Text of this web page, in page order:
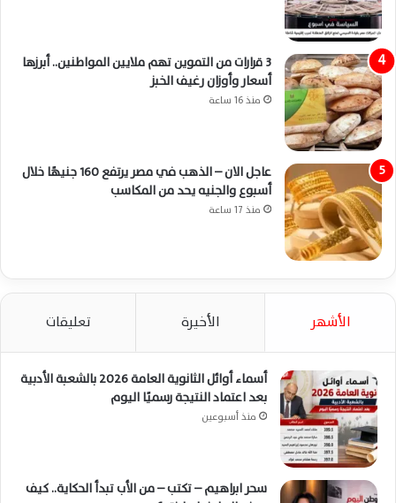
3 قرارات من التموين تهم ملايين المواطنين.. أبرزها
أسعار وأوزان رغيف الخبز
منذ 16 ساعة
عاجل الان – الذهب في مصر يرتفع 160 جنيهًا خلال
أسبوع والجنيه يحد من المكاسب
منذ 17 ساعة
الأشهر الأخيرة تعليقات
أسماء أوائل الثانوية العامة 2026 بالشعبة الأدبية
بعد اعتماد النتيجة رسميًا اليوم
منذ أسبوعين
سحر ابراهيم – تكتب – من الأب تبدأ الحكاية.. كيف